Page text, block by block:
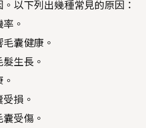
以下列出幾種常見的原因：
。
囊健康。
生長。
損。
受傷。